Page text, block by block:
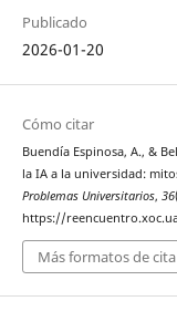
Publicado
2026-01-20
Cómo citar
Buendía Espinosa, A., &
la IA a la universidad:
Problemas Universitarios, 36
https://
Más formatos de cita